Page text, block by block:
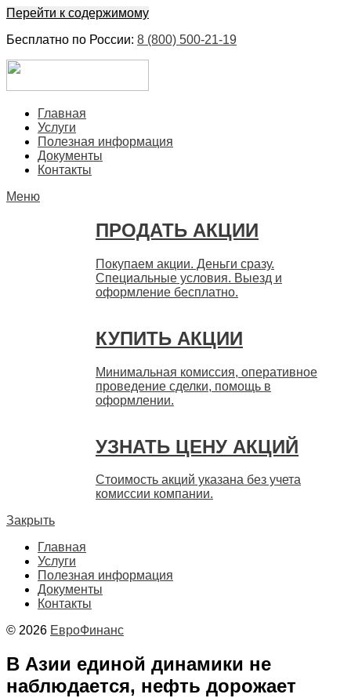
Перейти к содержимому
Бесплатно по России: 8 (800) 500-21-19
БыстроГлавная
Услуги
Полезная информация
Документы
Контакты
Меню
ПРОДАТЬ АКЦИИ
Покупаем акции. Деньги сразу.
Специальные условия. Выезд и
оформление бесплатно.
КУПИТЬ АКЦИИ
Минимальная комиссия, оперативное
проведение сделки, помощь в
оформлении.
УЗНАТЬ ЦЕНУ АКЦИЙ
Стоимость акций указана без учета
комиссии компании.
Закрыть
Главная
Услуги
Полезная информация
Документы
Контакты
© 2026 ЕвроФинанс
В Азии единой динамики не
наблюдается, нефть дорожает